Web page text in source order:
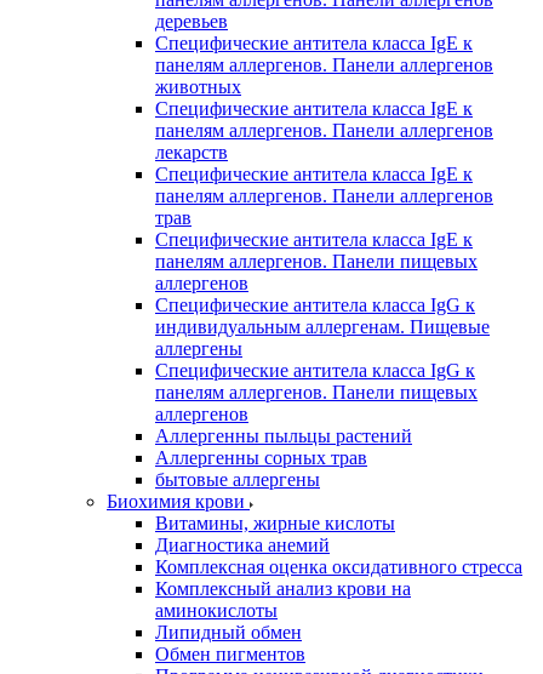
деревьев
Специфические антитела класса IgE к
панелям аллергенов. Панели аллергенов
животных
Специфические антитела класса IgE к
панелям аллергенов. Панели аллергенов
лекарств
Специфические антитела класса IgE к
панелям аллергенов. Панели аллергенов
трав
Специфические антитела класса IgE к
панелям аллергенов. Панели пищевых
аллергенов
Специфические антитела класса IgG к
индивидуальным аллергенам. Пищевые
аллергены
Специфические антитела класса IgG к
панелям аллергенов. Панели пищевых
аллергенов
Аллергенны пыльцы растений
Аллергенны сорных трав
бытовые аллергены
Биохимия крови
Витамины, жирные кислоты
Диагностика анемий
Комплексная оценка оксидативного стресса
Комплексный анализ крови на
аминокислоты
Липидный обмен
Обмен пигментов